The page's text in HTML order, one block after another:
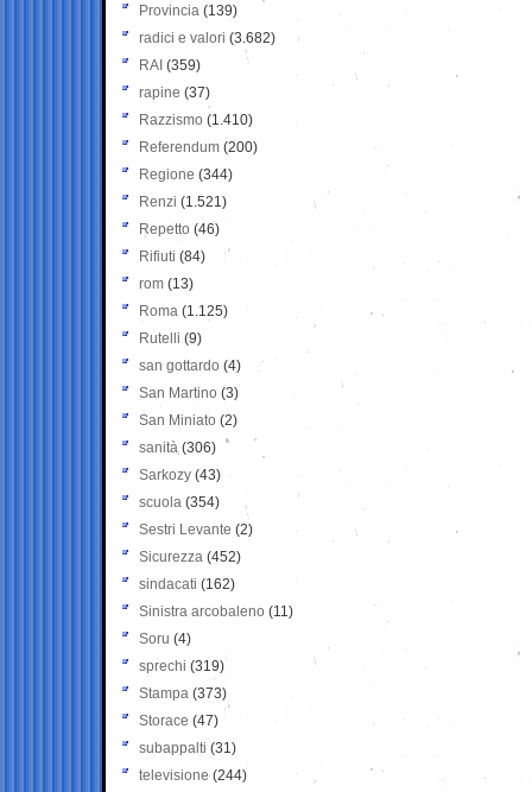
Provincia (139)
radici e valori (3.682)
RAI (359)
rapine (37)
Razzismo (1.410)
Referendum (200)
Regione (344)
Renzi (1.521)
Repetto (46)
Rifiuti (84)
rom (13)
Roma (1.125)
Rutelli (9)
san gottardo (4)
San Martino (3)
San Miniato (2)
sanità (306)
Sarkozy (43)
scuola (354)
Sestri Levante (2)
Sicurezza (452)
sindacati (162)
Sinistra arcobaleno (11)
Soru (4)
sprechi (319)
Stampa (373)
Storace (47)
subappalti (31)
televisione(244)